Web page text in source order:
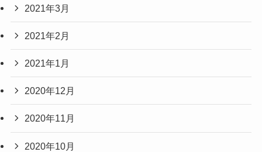
2021年3月
2021年2月
2021年1月
2020年12月
2020年11月
2020年10月